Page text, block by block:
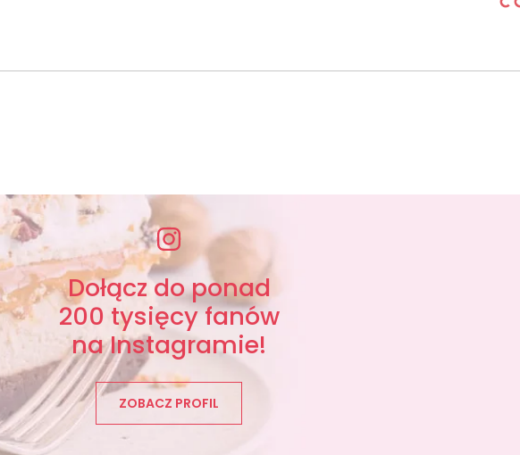
Dołącz do ponad
200 tysięcy fanów
na Instagramie!
ZOBACZ PROFIL